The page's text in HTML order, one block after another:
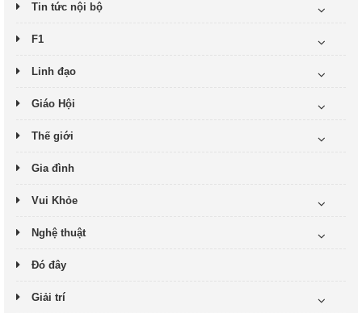
Tin tức nội bộ
F1
Linh đạo
Giáo Hội
Thế giới
Gia đình
Vui Khỏe
Nghệ thuật
Đó đây
Giải trí